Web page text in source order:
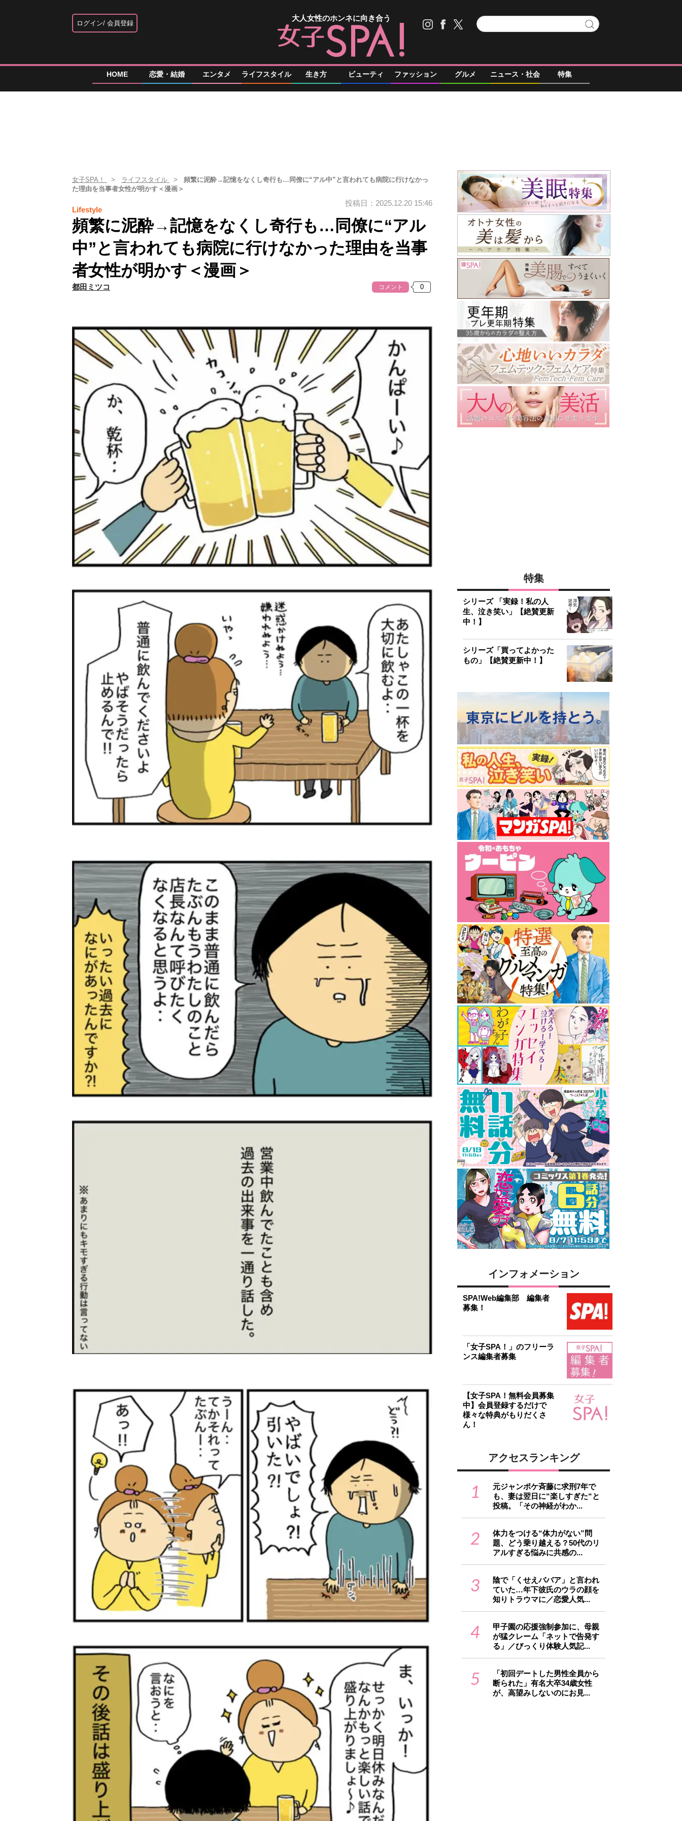
ログイン 会員登録
大人女性のホンネに向き合う
HOME 恋愛・結婚 エンタメ ライフスタイル 生き方 ビューティ ファッション グルメ ニュース・社会 特集
女子SPA！ ライフスタイル
頻繁に泥酔→記憶をなくし奇行も…同僚に“アル中”と言われても病院に行けなかっ
た理由を当事者女性が明かす＜漫画＞
Lifestyle
投稿日：2025.12.20 15:46
頻繁に泥酔→記憶をなくし奇行も…同僚に“アル
中”と言われても病院に行けなかった理由を当事
者女性が明かす＜漫画＞
都田ミツコ コメント
特集
シリーズ 「実録！私の人
生、泣き笑い」【絶賛更新
中！】
シリーズ「買ってよかった
もの」【絶賛更新中！】
インフォメーション
SPA!Web編集部 編集者
募集！
「女子SPA！」のフリーラ
ンス編集者募集
【女子SPA！無料会員募集
中】会員登録するだけで
様々な特典がもりだくさ
ん！
アクセスランキング
1
元ジャンポケ斉藤に求刑7年で
も、妻は翌日に“楽しすぎた“と
投稿。「その神経がわか...
2
体力をつける“体力がない”問
題、どう乗り越える？50代のリ
アルすぎる悩みに共感の...
3
陰で「くせえババア」と言われ
ていた…年下彼氏のウラの顔を
知りトラウマに／恋愛人気...
4
甲子園の応援強制参加に、母親
が猛クレーム「ネットで告発す
る」／びっくり体験人気記...
5
「初回デートした男性全員から
断られた」有名大卒34歳女性
が、高望みしないのにお見...